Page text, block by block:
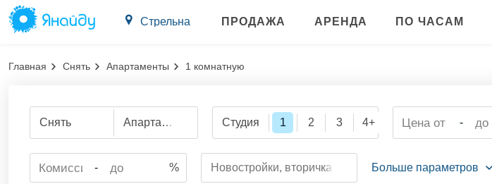
Стрельна ПРОДАЖА АРЕНДА ПО ЧАСАМ
Главная Снять Апартаменты 1 комнатную
Снять Апартаменты Студия 1 2 3 4+ -
- % Новостройки, вторичка